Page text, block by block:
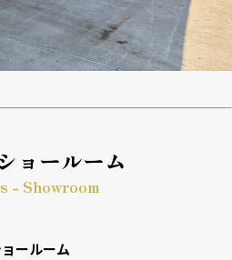
ョールーム
- Showroom
ールーム